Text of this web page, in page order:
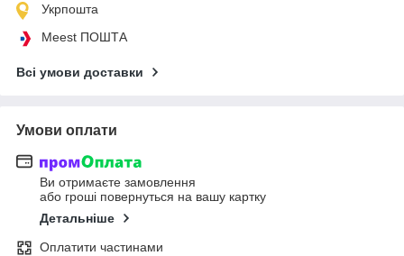
Укрпошта
Meest ПОШТА
Всі умови доставки
Умови оплати
Ви отримаєте замовлення
або гроші повернуться на вашу картку
Детальніше
Оплатити частинами